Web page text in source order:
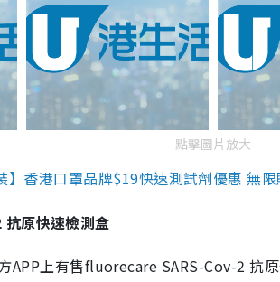
點擊圖片放大
】香港口罩品牌$19快速測試劑優惠 無
原快速檢測盒
APP上有售fluorecare SARS-Cov-2 抗